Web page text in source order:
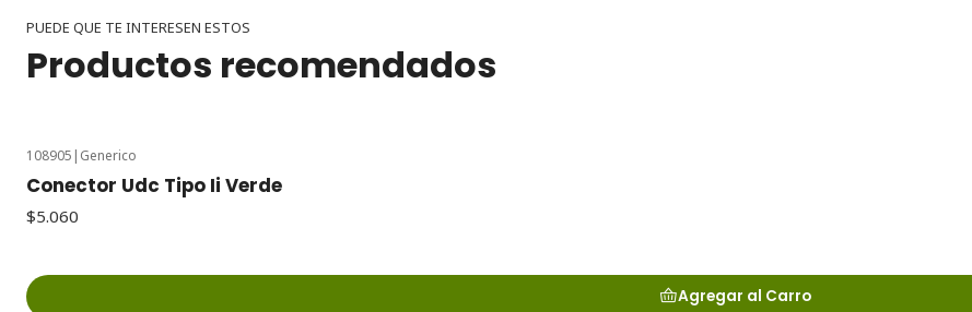
PUEDE QUE TE INTERESEN ESTOS
Productos recomendados
108905 | Generico
Conector Udc Tipo Ii Verde
$5.060
Agregar al Carro